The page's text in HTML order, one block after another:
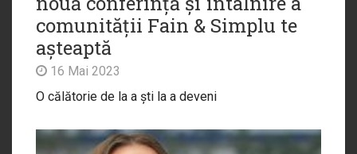
comunității Fain & Simplu te
așteaptă
16 Mai 2023
O călătorie de la a ști la a deveni